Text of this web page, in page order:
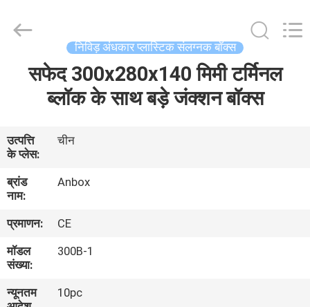
हमारे
बारे
कारखाना
निविड़ अंधकार प्लास्टिक संलग्नक बॉक्स
सफेद 300x280x140 मिमी टर्मिनल
ब्लॉक के साथ बड़े जंक्शन बॉक्स
उत्पत्ति
के प्लेस:
चीन
ब्रांड
नाम:
Anbox
प्रमाणन:
CE
मॉडल
संख्या:
300B-1
न्यूनतम
10pc